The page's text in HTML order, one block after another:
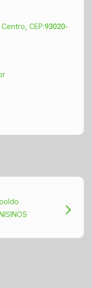
CEP:93020-